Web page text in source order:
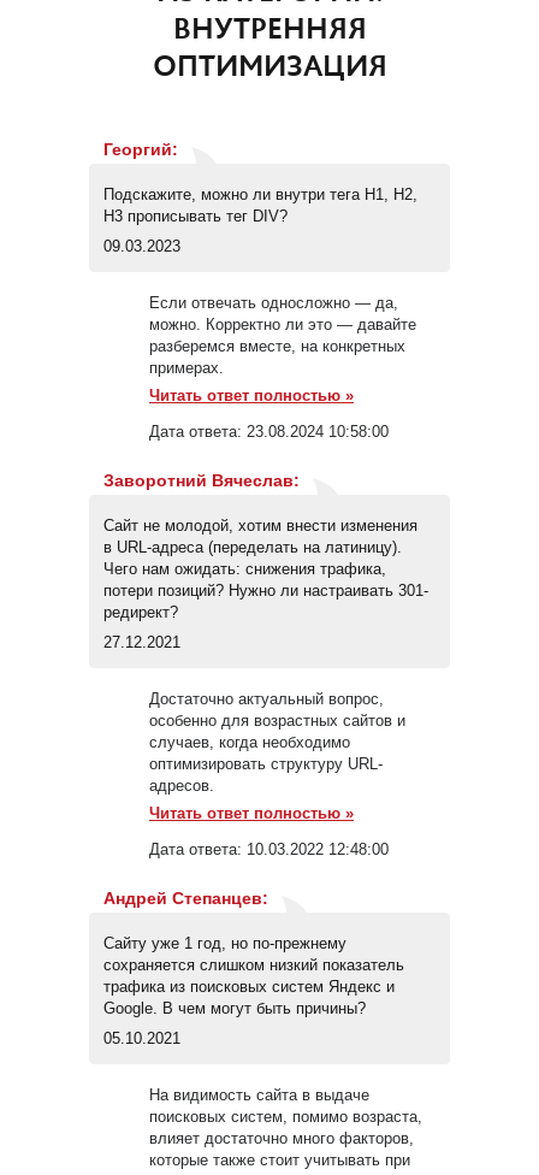
ВНУТРЕННЯЯ
ОПТИМИЗАЦИЯ
Георгий:
Подскажите, можно ли внутри тега H1, H2,
H3 прописывать тег DIV?
09.03.2023
Если отвечать односложно — да,
можно. Корректно ли это — давайте
разберемся вместе, на конкретных
примерах.
Читать ответ полностью »
Дата ответа: 23.08.2024 10:58:00
Заворотний Вячеслав:
Сайт не молодой, хотим внести изменения
в URL-адреса (переделать на латиницу).
Чего нам ожидать: снижения трафика,
потери позиций? Нужно ли настраивать 301-
редирект?
27.12.2021
Достаточно актуальный вопрос,
особенно для возрастных сайтов и
случаев, когда необходимо
оптимизировать структуру URL-
адресов.
Читать ответ полностью »
Дата ответа: 10.03.2022 12:48:00
Андрей Степанцев:
Сайту уже 1 год, но по-прежнему
сохраняется слишком низкий показатель
трафика из поисковых систем Яндекс и
Google. В чем могут быть причины?
05.10.2021
На видимость сайта в выдаче
поисковых систем, помимо возраста,
влияет достаточно много факторов,
которые также стоит учитывать при